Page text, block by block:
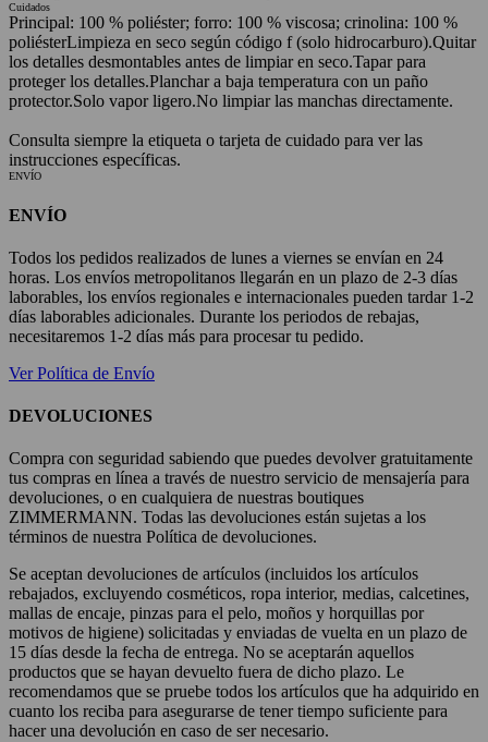
Cuidados
Principal: 100 % poliéster; forro: 100 % viscosa; crinolina: 100 %
poliésterLimpieza en seco según código f (solo hidrocarburo).Quitar
los detalles desmontables antes de limpiar en seco.Tapar para
proteger los detalles.Planchar a baja temperatura con un paño
protector.Solo vapor ligero.No limpiar las manchas directamente.
Consulta siempre la etiqueta o tarjeta de cuidado para ver las
instrucciones específicas.
ENVÍO
ENVÍO
Todos los pedidos realizados de lunes a viernes se envían en 24
horas. Los envíos metropolitanos llegarán en un plazo de 2-3 días
laborables, los envíos regionales e internacionales pueden tardar 1-2
días laborables adicionales. Durante los periodos de rebajas,
necesitaremos 1-2 días más para procesar tu pedido.
Ver Política de Envío
DEVOLUCIONES
Compra con seguridad sabiendo que puedes devolver gratuitamente
tus compras en línea a través de nuestro servicio de mensajería para
devoluciones, o en cualquiera de nuestras boutiques
ZIMMERMANN. Todas las devoluciones están sujetas a los
términos de nuestra Política de devoluciones.
Se aceptan devoluciones de artículos (incluidos los artículos
rebajados, excluyendo cosméticos, ropa interior, medias, calcetines,
mallas de encaje, pinzas para el pelo, moños y horquillas por
motivos de higiene) solicitadas y enviadas de vuelta en un plazo de
15 días desde la fecha de entrega. No se aceptarán aquellos
productos que se hayan devuelto fuera de dicho plazo. Le
recomendamos que se pruebe todos los artículos que ha adquirido en
cuanto los reciba para asegurarse de tener tiempo suficiente para
hacer una devolución en caso de ser necesario.